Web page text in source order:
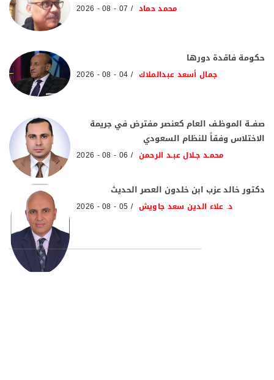
محمد حماد 07 - 08 - 2026
حكومة فاقدة دورها
جمال أسعد عبدالملاك 04 - 08 - 2026
صفــة الموظـف العام كعنصر مفترض في جريمة
الاختلاس وفقاً للنظام السعودي
محمـد جـلال عبـد الرحمن 06 - 08 - 2026
دكتور خالد عزب ابن خلدون العصر الحديث
د. علاء الدين سعد جاويش 05 - 08 - 2026